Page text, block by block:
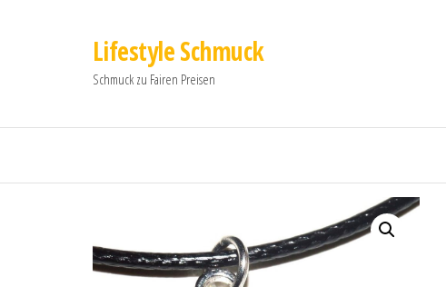
Lifestyle Schmuck
Schmuck zu Fairen Preisen